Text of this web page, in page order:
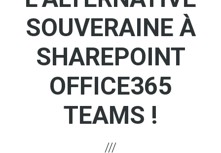
SOUVERAINE À
SHAREPOINT
OFFICE365
TEAMS !